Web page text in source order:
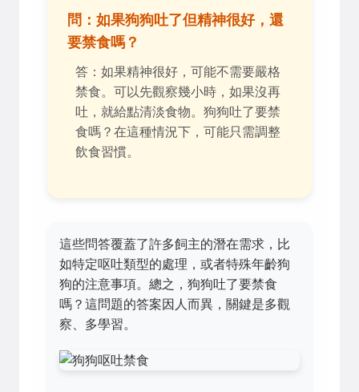
問：如果狗狗吐了但精神很好，還
要禁食嗎？
答：如果精神很好，可能不需要嚴格
禁食。可以先觀察幾小時，如果沒再
吐，就給點清淡食物。狗狗吐了要禁
食嗎？在這種情況下，可能只需調整
飲食習慣。
這些問答覆蓋了許多飼主的潛在需求，比
如特定呕吐類型的處理，或者特殊年齡狗
狗的注意事項。總之，狗狗吐了要禁食
嗎？這問題的答案因人而異，關鍵是多觀
察、多學習。